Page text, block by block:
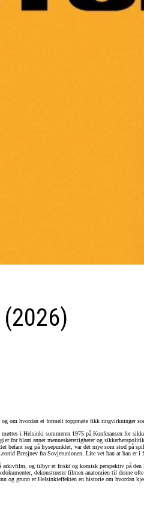
om hvordan et formelt toppmøte fikk ringvirkninger
i Helsinki sommeren 1975 på Konferansen for
for blant annet menneskerettigheter og
befant seg på frysepunktet, var det mye som stod på
Bresjnev fra Sovjetunionen. Lite vet han at han er i
arkivfilm, og tilbyr et friskt og komisk perspektiv på
dekonstruerer filmen anatomien til denne
og grunn er Helsinkieffekten en historie om hvordan